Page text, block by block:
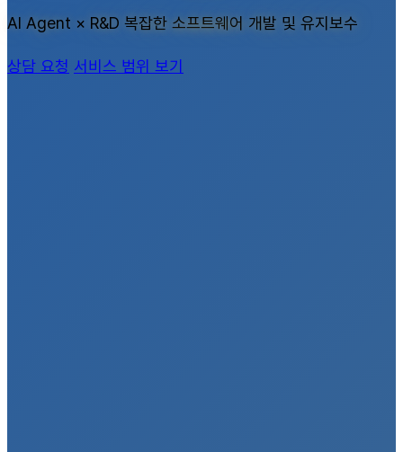
AI Agent × R&D 복잡한 소프트웨어 개발 및 유지보수
상담 요청 서비스 범위 보기